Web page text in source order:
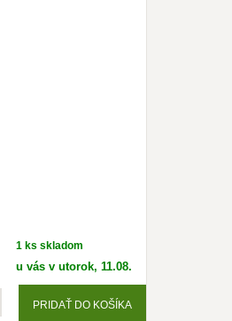
1 ks skladom
u vás v utorok, 11.08.
PRIDAŤ DO KOŠÍKA